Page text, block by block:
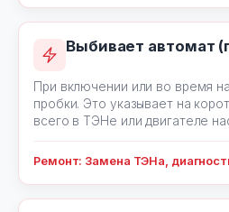
Выбивает автомат
При включении или во время
пробки. Это указывает на
всего в ТЭНе или двигателе
Ремонт: Замена ТЭНа,